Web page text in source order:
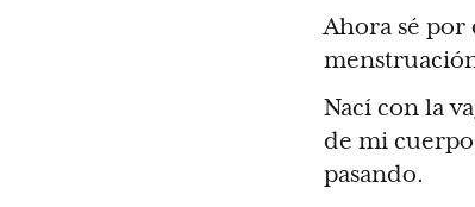
Ahora sé por
Nací con la
de mi
pasando.